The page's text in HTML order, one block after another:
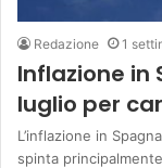
Redazione 1
Inflazione in
luglio per
L’inflazione in
spinta